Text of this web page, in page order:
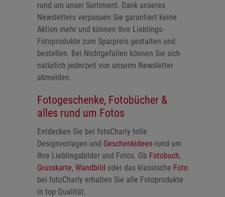
rund um unser Sortiment. Dank unseres
Newsletters verpassen Sie garantiert keine
Aktion mehr und können Ihre Lieblings-
Fotoprodukte zum Sparpreis gestalten und
bestellen. Bei Nichtgefallen können Sie sich
natürlich jederzeit von unserm Newsletter
abmelden.
Fotogeschenke, Fotobücher &
alles rund um Fotos
Entdecken Sie bei fotoCharly tolle
Designvorlagen und Geschenkideen rund um
Ihre Lieblingsbilder und Fotos. Ob Fotobuch,
Grusskarte, Wandbild oder das klassische Foto
bei fotoCharly erhalten Sie alle Fotoprodukte
in top Qualität.